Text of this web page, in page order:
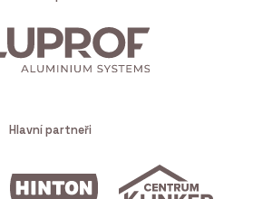
Hlavní partneři